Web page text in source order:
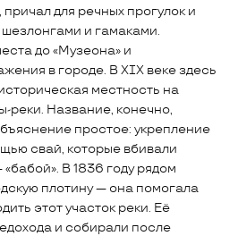
для речных прогулок и
и гамаками.
до «Музеона» и
в городе. В XIX веке здесь
местность на
реки. Название, конечно,
простое: укрепление
свай, которые вбивали
В 1836 году рядом
плотину — она помогала
этот участок реки. Её
и собирали после